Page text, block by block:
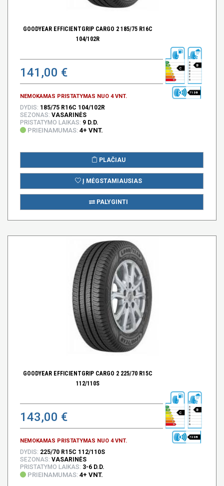
GOODYEAR EFFICIENTGRIP CARGO 2 185/75 R16C
104/102R
141,00 €
NEMOKAMAS PRISTATYMAS NUO 4 VNT.
C
B
71 DB
DYDIS: 185/75 R16C 104/102R
SEZONAS: VASARINĖS
PRISTATYMO LAIKAS: 9 D.D.
PRIEINAMUMAS: 4+ VNT.
PLAČIAU
Į MĖGSTAMIAUSIAS
PALYGINTI
GOODYEAR EFFICIENTGRIP CARGO 2 225/70 R15C
112/110S
143,00 €
NEMOKAMAS PRISTATYMAS NUO 4 VNT.
C
B
72 DB
DYDIS: 225/70 R15C 112/110S
SEZONAS: VASARINĖS
PRISTATYMO LAIKAS: 3-6 D.D.
PRIEINAMUMAS: 4+ VNT.